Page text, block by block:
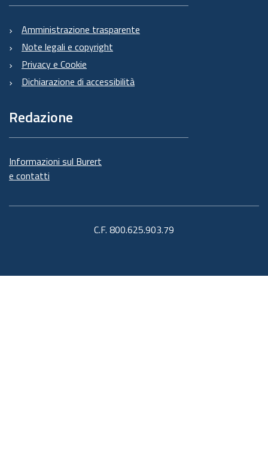
Amministrazione trasparente
Note legali e copyright
Privacy e Cookie
Dichiarazione di accessibilità
Redazione
Informazioni sul Burert
e contatti
C.F. 800.625.903.79